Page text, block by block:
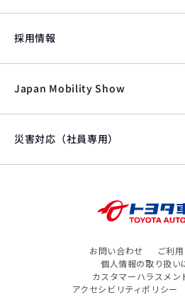
採用情報
Japan Mobility Show
災害対応（社員専用）
お問い合わせ
ご利
個人情報の取り扱い
カスタマーハラスメン
アクセシビリティポリシー